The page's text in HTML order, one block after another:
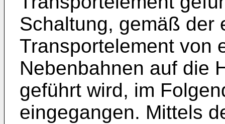
Schaltung, gemäß der
Transportelement von
Nebenbahnen auf die
geführt wird, im
eingegangen. Mittels